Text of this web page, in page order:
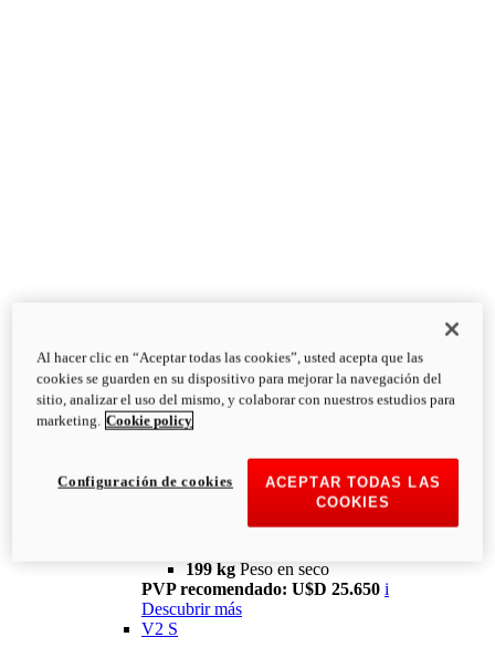
Potencia
199 kg Peso en seco
PVP recomendado: U$D 25.650 i
Descubrir más
V2 S
Al hacer clic en “Aceptar todas las cookies”, usted acepta que las
cookies se guarden en su dispositivo para mejorar la navegación del
sitio, analizar el uso del mismo, y colaborar con nuestros estudios para
marketing. Cookie policy
ACEPTAR TODAS LAS
COOKIES
Configuración de cookies